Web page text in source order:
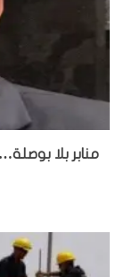
منابر بلا